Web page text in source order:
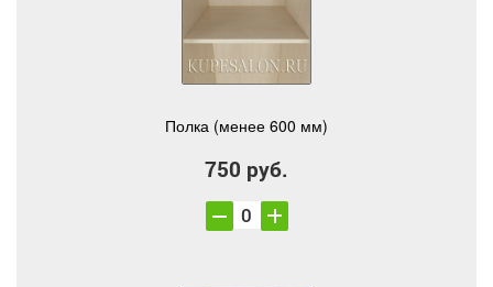
Полка (менее 600 мм)
750 руб.